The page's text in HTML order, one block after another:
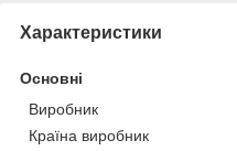
Характеристики
Основні
Виробник
Країна виробник